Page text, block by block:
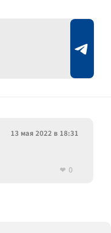
13 мая 2022 в 18:31
0